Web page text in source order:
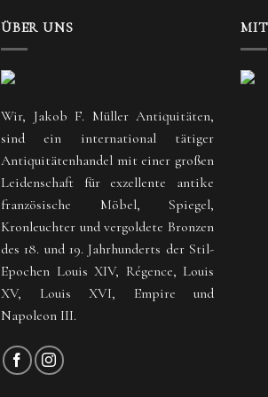
ÜBER UNS
Wir, Jakob F. Müller Antiquitäten,
sind ein international tätiger
Antiquitätenhandel mit einer großen
Leidenschaft für exzellente antike
französische Möbel, Spiegel,
Kronleuchter und vergoldete Bronzen
des 18. und 19. Jahrhunderts der Stil-
Epochen Louis XIV, Régence, Louis
XV, Louis XVI, Empire und
Napoleon III.